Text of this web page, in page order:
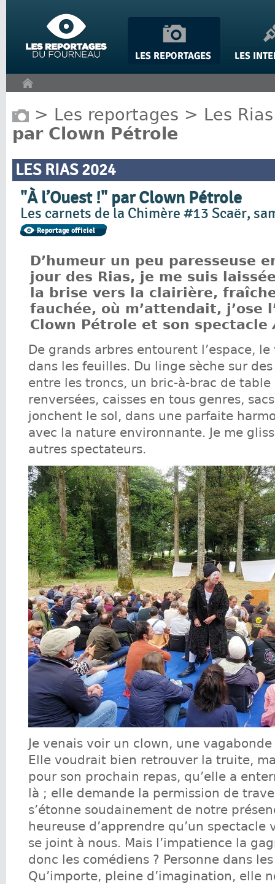
> Les reportages > Les Rias
par Clown Pétrole
LES RIAS 2024
"À l’Ouest !" par Clown Pétrole
Les carnets de la Chimère #13 Scaër,
D’humeur un peu paresseuse
jour des Rias, je me suis
la brise vers la clairière,
fauchée, où m’attendait, j’ose
Clown Pétrole et son spectacle
De grands arbres entourent l’espace,
dans les feuilles. Du linge sèche sur
entre les troncs, un bric-à-brac de table
renversées, caisses en tous genres,
jonchent le sol, dans une parfaite
avec la nature environnante. Je me
autres spectateurs.
Je venais voir un clown, une
Elle voudrait bien retrouver la truite,
pour son prochain repas, qu’elle a
là ; elle demande la permission de
s’étonne soudainement de notre
heureuse d’apprendre qu’un spectacle
se joint à nous. Mais l’impatience la
donc les comédiens ? Personne dans
Qu’importe, pleine d’imagination, elle